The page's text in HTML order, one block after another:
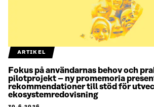
ARTIKEL
Fokus på användarnas behov och
pilotprojekt – ny promemoria
rekommendationer till stöd för
ekosystemredovisning